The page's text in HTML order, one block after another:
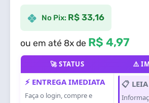
No Pix: R$ 33,16
ou em até 8x de R$ 4,97
🚀 STATUS ⚠️
⚡ ENTREGA IMEDIATA
Faça o login, compre e
📋